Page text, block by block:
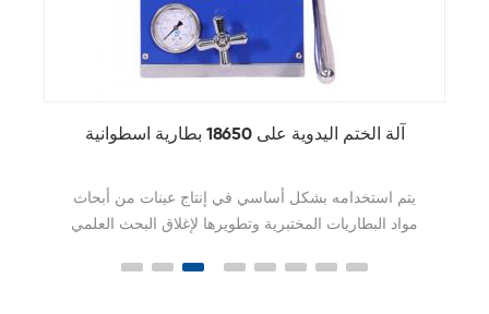
آلة الختم اليدوية على 18650 بطارية اسطوانية
يتم استخدامه بشكل أساسي في إنتاج عينات من أبحاث
مواد البطاريات المختبرية وتطويرها لإغلاق البحث العلمي